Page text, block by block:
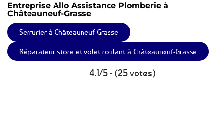
Entreprise Allo Assistance Plomberie à
Châteauneuf-Grasse
Serrurier à Châteauneuf-Grasse
Réparateur store et volet roulant à Châteauneuf-Grasse
4.1/5 - (25 votes)